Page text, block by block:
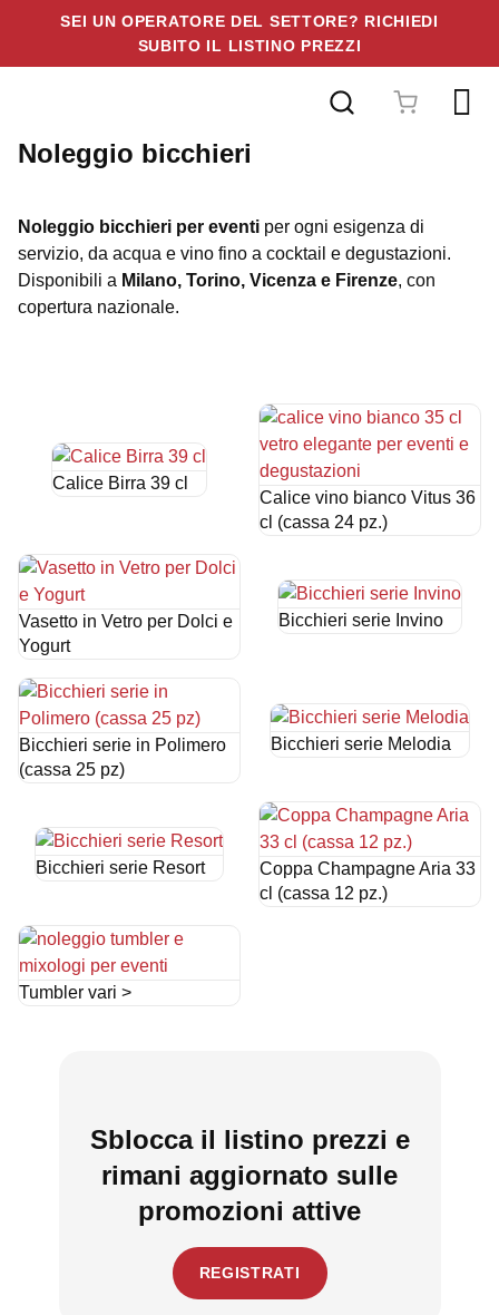
SEI UN OPERATORE DEL SETTORE? RICHIEDI
SUBITO IL LISTINO PREZZI
bicchieri
Noleggio bicchieri per eventi per ogni esigenza di
servizio, da acqua e vino fino a cocktail e degustazioni.
Disponibili a Milano, Torino, Vicenza e Firenze, con
copertura nazionale.
Calice Birra 39 cl
Calice vino bianco Vitus 36
cl (cassa 24 pz.)
Vasetto in Vetro per Dolci e
Yogurt
Bicchieri serie Invino
Bicchieri serie in Polimero
(cassa 25 pz)
Bicchieri serie Melodia
Bicchieri serie Resort
Coppa Champagne Aria 33
cl (cassa 12 pz.)
Tumbler vari >
Sblocca il listino prezzi e
rimani aggiornato sulle
promozioni attive
REGISTRATI